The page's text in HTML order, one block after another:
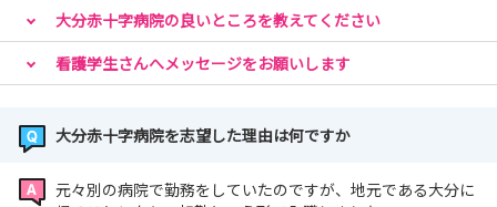
大分赤十字病院の良いところを教えてください
看護学生さんへメッセージをお願いします
大分赤十字病院を志望した理由は何ですか
元々別の病院で勤務をしていたのですが、地元である大分に